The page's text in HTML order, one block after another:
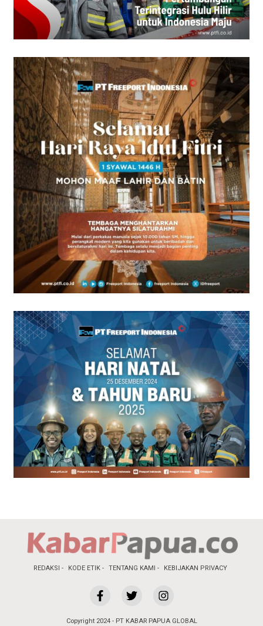
REDAKSI KODE ETIK TENTANG KAMI KEBIJAKAN PRIVACY
Copyright 2024 - PT KABAR PAPUA GLOBAL